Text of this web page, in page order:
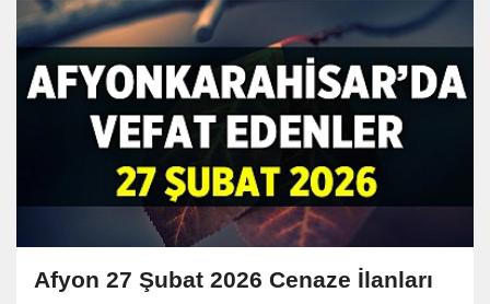
Afyon 27 Şubat 2026 Cenaze İlanları